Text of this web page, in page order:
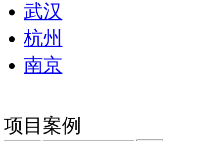
武汉
杭州
南京
项目案例